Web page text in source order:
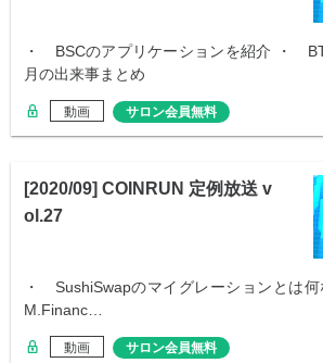
・ BSCのアプリケーションを紹介 ・
月の出来事まとめ
動画 サロン会員無料
[2020/09] COINRUN 定例放送 v
ol.27
・ SushiSwapのマイグレーションとは
M.Financ…
動画 サロン会員無料